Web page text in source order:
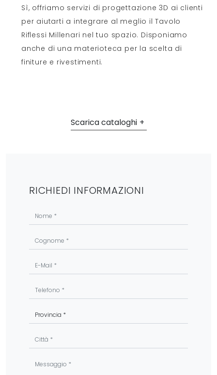
Sì, offriamo servizi di progettazione 3D ai clienti
per aiutarti a integrare al meglio il Tavolo
Riflessi Millenari nel tuo spazio. Disponiamo
anche di una materioteca per la scelta di
finiture e rivestimenti.
Scarica cataloghi
RICHIEDI INFORMAZIONI